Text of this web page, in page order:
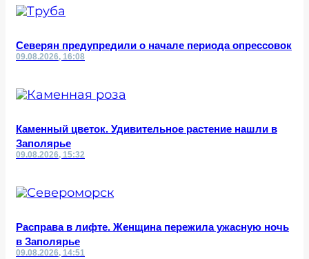
Северян предупредили о начале периода опрессовок
09.08.2026, 16:08
Каменный цветок. Удивительное растение нашли в
Заполярье
09.08.2026, 15:32
Расправа в лифте. Женщина пережила ужасную ночь
в Заполярье
09.08.2026, 14:51